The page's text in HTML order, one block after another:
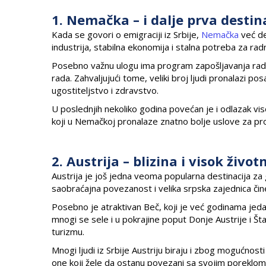
1. Nemačka – i dalje prva
Kada se govori o emigraciji iz Srbije, Nemačka već
industrija, stabilna ekonomija i stalna potreba za
Posebno važnu ulogu ima program zapošljavanja
rada. Zahvaljujući tome, veliki broj ljudi pronalazi
ugostiteljstvo i zdravstvo.
U poslednjih nekoliko godina povećan je i odlazak
koji u Nemačkoj pronalaze znatno bolje uslove za
2. Austrija – blizina i visok
Austrija je još jedna veoma popularna destinacija
saobraćajna povezanost i velika srpska zajednica
Posebno je atraktivan Beč, koji je već godinama
mnogi se sele i u pokrajine poput Donje Austrije i
turizmu.
Mnogi ljudi iz Srbije Austriju biraju i zbog
one koji žele da ostanu povezani sa svojim